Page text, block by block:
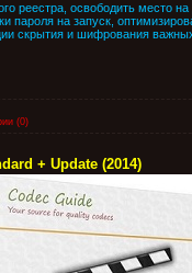
реестра, освободить место
на запуск,
скрытия и шифрования
(0)
+ Update (2014)